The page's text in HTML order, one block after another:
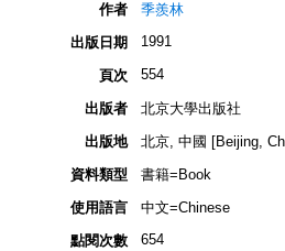
作者
季羨林
出版日期
1991
頁次 554
出版者
北京大學出版社
出版地
北京, 中國 [Beijing,
資料類型
書籍=Book
使用語言
中文=Chinese
點閱次數
654